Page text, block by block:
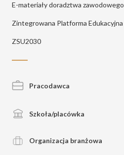
E-materiały doradztwa zawodowego
Zintegrowana Platforma Edukacyjna
ZSU2030
Pracodawca
Szkoła/placówka
Organizacja branżowa